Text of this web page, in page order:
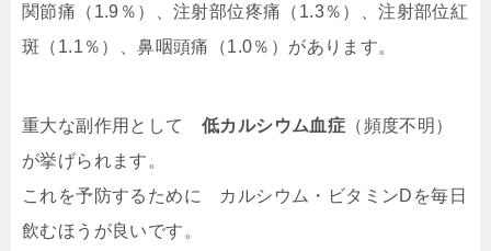
関節痛（1.9％）、注射部位疼痛（1.3％）、注射部位紅
斑（1.1％）、鼻咽頭痛（1.0％）があります。
重大な副作用として 低カルシウム血症 （頻度不明）
が挙げられます。
これを予防するために カルシウム・ビタミンDを毎日
飲むほうが良いです。